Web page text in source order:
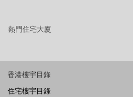
熱門住宅大廈
香港樓宇目錄
住宅樓宇目錄